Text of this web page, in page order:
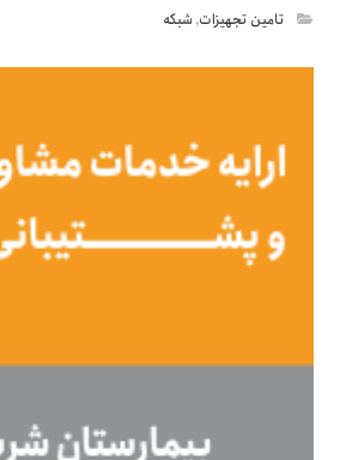
تامین تجهیزات,شبکه